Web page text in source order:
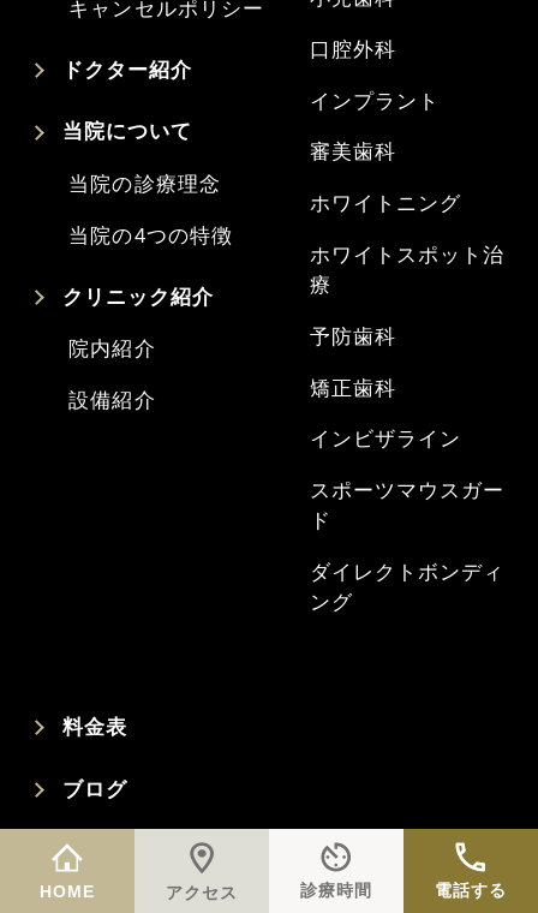
HOME アクセス 診療時間 電話する
キャンセルポリシー
ドクター紹介
当院について
当院の診療理念
当院の4つの特徴
クリニック紹介
院内紹介
設備紹介
口腔外科
インプラント
審美歯科
ホワイトニング
ホワイトスポット治
療
予防歯科
矯正歯科
インビザライン
スポーツマウスガー
ド
ダイレクトボンディ
ング
料金表
ブログ
症例集